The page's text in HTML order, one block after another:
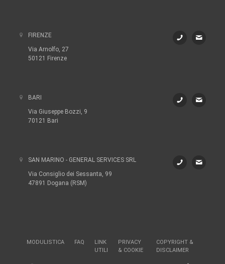
FIRENZE
Via Arnolfo, 27
50121 Firenze
BARI
Via Giuseppe Bozzi, 9
70121 Bari
SAN MARINO - GENERAL SERVICES SRL
Via Consiglio dei Sessanta, 99
47891 Dogana (RSM)
MODULISTICA FAQ
LINK
UTILI
PRIVACY
& COOKIE
COPYRIGHT &
DISCLAIMER